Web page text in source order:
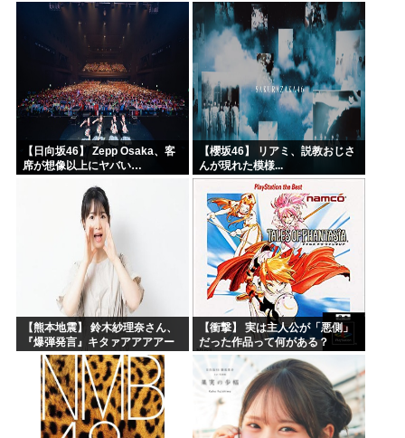
るんだよ
【日向坂46】 Zepp Osaka、客
席が想像以上にヤバい…
【櫻坂46】 リアミ、説教おじさ
んが現れた模様...
【熊本地震】 鈴木紗理奈さん、
『爆弾発言』キタァアアアアー
ーーーーー！！
【衝撃】 実は主人公が「悪側」
だった作品って何がある？